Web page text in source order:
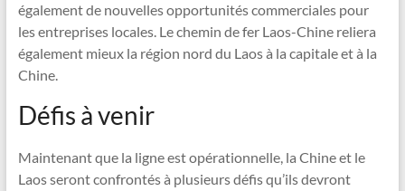
également de nouvelles opportunités commerciales pour
les entreprises locales. Le chemin de fer Laos-Chine reliera
également mieux la région nord du Laos à la capitale et à la
Chine.
Défis à venir
Maintenant que la ligne est opérationnelle, la Chine et le
Laos seront confrontés à plusieurs défis qu’ils devront